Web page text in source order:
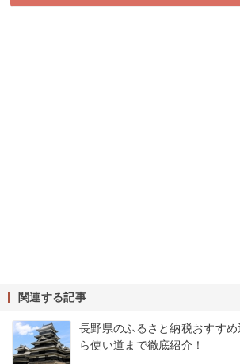
関連する記事
長野県のふるさと納税おすす
ら使い道まで徹底紹介！